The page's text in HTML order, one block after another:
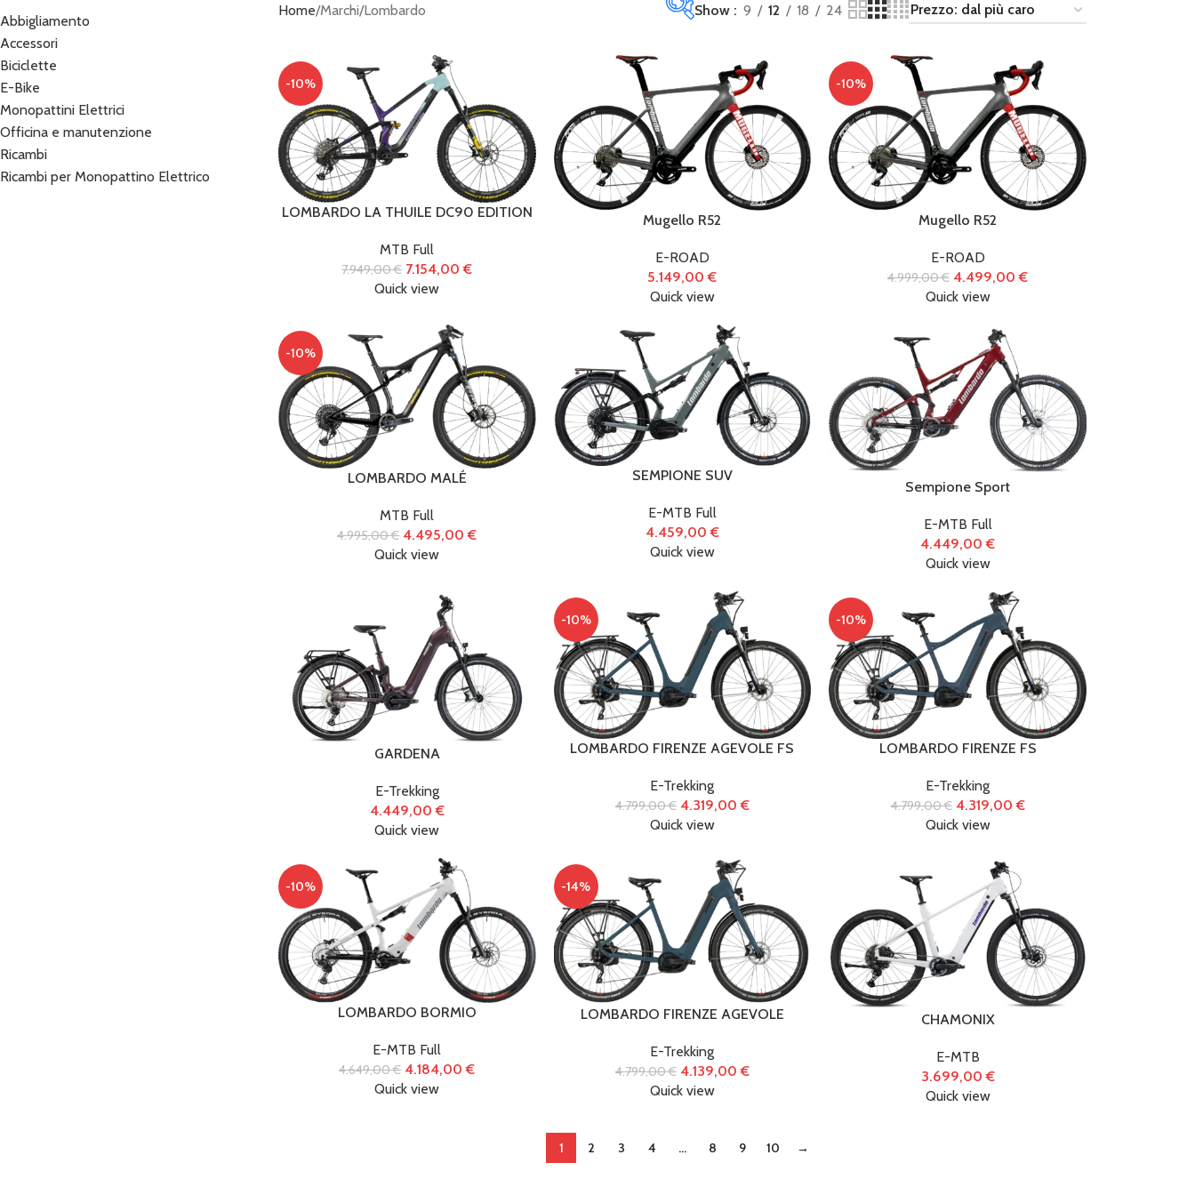
Abbigliamento
Accessori
Biciclette
E-Bike
Monopattini Elettrici
Officina e manutenzione
Ricambi
Ricambi per Monopattino Elettrico
Home Marchi Lombardo
prodotto
Abbigliamento(66)
Accessori (434)
Monopattini
Elettrici(1)
Officina e
manutenzione
Ricambi
Ricambi per
Monopattino
Elettrico(26)
Tag prodotto
Show 9 12 18 24
-10%
LOMBARDO LA THUILE DC90 EDITION
MTB Full
7.949,00€ 7.154,00€
Quick view
Mugello R52
E-ROAD
5.149,00€
Quick view
-10%
Mugello R52
E-ROAD
4.999,00€ 4.499,00€
Quick view
-10%
LOMBARDO MALÉ
MTB Full
4.995,00€ 4.495,00€
Quick view
SEMPIONE SUV
E-MTB Full
4.459,00€
Quick view
Sempione Sport
E-MTB Full
4.449,00€
Quick view
GARDENA
E-Trekking
4.449,00€
Quick view
-10%
LOMBARDO FIRENZE AGEVOLE FS
E-Trekking
4.799,00€ 4.319,00€
Quick view
-10%
LOMBARDO FIRENZE FS
E-Trekking
4.799,00€ 4.319,00€
Quick view
-10%
LOMBARDO BORMIO
E-MTB Full
4.649,00€ 4.184,00€
Quick view
-14%
LOMBARDO FIRENZE AGEVOLE
E-Trekking
4.799,00€ 4.139,00€
Quick view
CHAMONIX
E-MTB
3.699,00€
Quick view
1 2 3 4 … 8 9 10 →